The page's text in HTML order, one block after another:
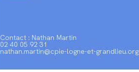
Contact : Nathan Martin
02 40 05 92 31
nathan.martin@cpie-logne-et-grandlieu.org